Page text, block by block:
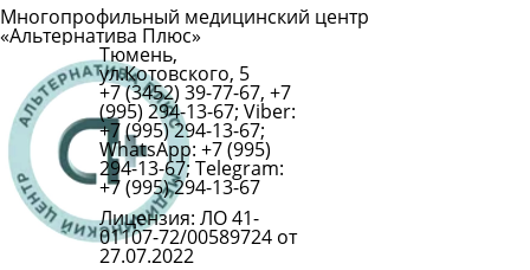
Многопрофильный медицинский центр
«Альтернатива Плюс»
Тюмень,
ул.Котовского, 5
+7 (3452) 39-77-67, +7
(995) 294-13-67; Viber:
+7 (995) 294-13-67;
WhatsApp: +7 (995)
294-13-67; Telegram:
+7 (995) 294-13-67
Лицензия: ЛО 41-
01107-72/00589724 от
27.07.2022